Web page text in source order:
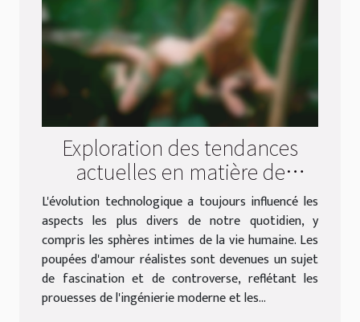
Exploration des tendances
actuelles en matière de
poupées d'amour réalistes
L'évolution technologique a toujours influencé les
aspects les plus divers de notre quotidien, y
compris les sphères intimes de la vie humaine. Les
poupées d'amour réalistes sont devenues un sujet
de fascination et de controverse, reflétant les
prouesses de l'ingénierie moderne et les...